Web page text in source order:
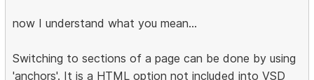
now I understand what you mean...
Switching to sections of a page can be done by using
'anchors'. It is a HTML option not included into VSD